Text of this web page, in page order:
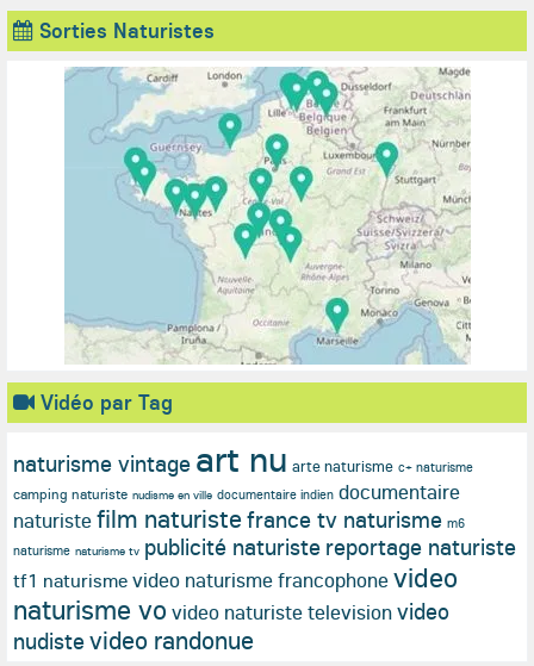
Sorties Naturistes
Vidéo par Tag
naturisme vintage art nu arte naturisme c+ naturisme
camping naturiste nudisme en ville documentaire indien documentaire
naturistefilm naturistefrance tv naturisme m6
naturisme naturisme tv publicité naturiste reportage naturiste
tf1 naturisme video naturisme francophonevideo
naturisme vo video naturiste televisionvideo
nudistevideo randonue